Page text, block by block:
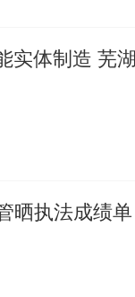
实体制造 芜
晒执法成绩单